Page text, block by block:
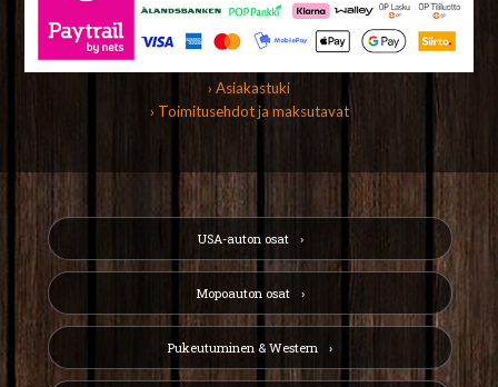
› Asiakastuki
› Toimitusehdot ja maksutavat
USA-auton osat
Mopoauton osat
Pukeutuminen & Western